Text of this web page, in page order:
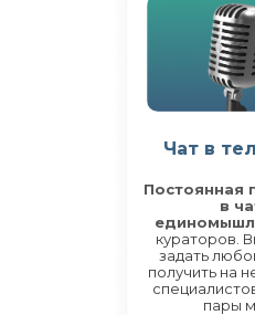
Чат в
Постоянная
в
кураторов.
задать
получить на
пары